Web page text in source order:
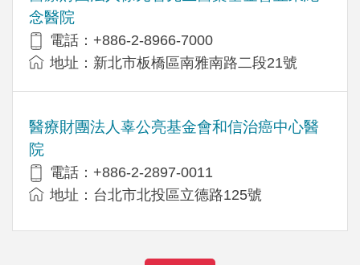
念醫院
電話：+886-2-8966-7000
地址：新北市板橋區南雅南路二段21號
醫療財團法人辜公亮基金會和信治癌中心醫
院
電話：+886-2-2897-0011
地址：台北市北投區立德路125號